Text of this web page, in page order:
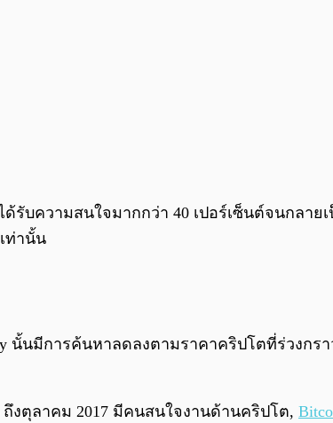
ด้รับความสนใจมากกว่า 40 เปอร์เซ็นต์จนกลา
ท่านั้น
นั้นมีการค้นหาลดลงตามราคาคริปโตที่ร่วง
ตุลาคม 2017 มีคนสนใจงานด้านคริปโต,